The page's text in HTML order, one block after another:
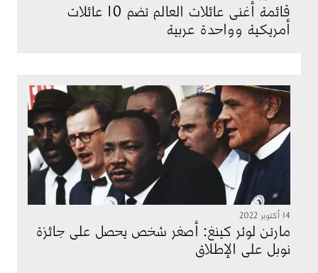
قائمة أغنى عائلات العالم تضم 10 عائلات
أمريكية وواحدة عربية
الصورة
مارتن لوثر كينغ: أصغر شخص يحصل على جائزة
نوبل على الإطلاق